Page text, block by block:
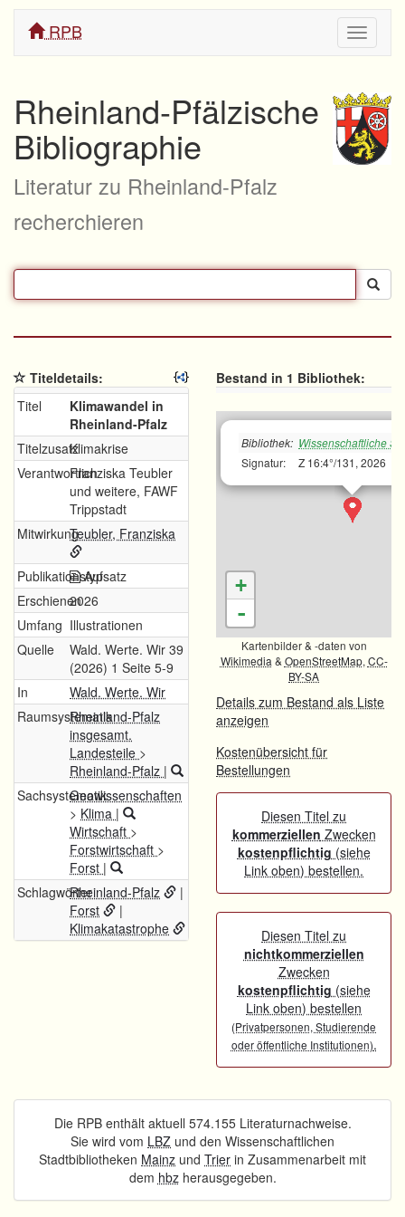
ein/
RPB
Rheinland-Pfälzische
Bibliographie
Literatur zu Rheinland-Pfalz
recherchieren
Titeldetails:
Titel
Klimawandel in
Rheinland-Pfalz
TitelzusatzKlimakrise
VerantwortlichFranziska Teubler
und weitere, FAWF
Trippstadt
MitwirkungTeubler, Franziska
PublikationstypAufsatz
Erschienen2026
Umfang Illustrationen
Quelle
Wald. Werte. Wir 39
(2026) 1 Seite 5-9
In
Wald. Werte. Wir
RaumsystematikRheinland-Pfalz
insgesamt.
Landesteile >
Rheinland-Pfalz |
SachsystematikGeowissenschaften
> Klima |
Wirtschaft >
Forstwirtschaft >
Forst |
SchlagwörterRheinland-Pfalz
|
Forst
|
Klimakatastrophe
Bestand in 1 Bibliothek:
Bibliothek: Wissenschaftliche
Signatur:
Z 16:4°/131, 2026
+
-
Kartenbilder & -daten von
Wikimedia & OpenStreetMap, CC-
BY-SA
Details zum Bestand als Liste
anzeigen
Kostenübersicht für
Bestellungen
Diesen Titel zu
kommerziellen Zwecken
kostenpflichtig (siehe
Link oben) bestellen.
Diesen Titel zu
nichtkommerziellen
Zwecken
kostenpflichtig (siehe
Link oben) bestellen
(Privatpersonen, Studierende
oder öffentliche Institutionen).
Die RPB enthält aktuell 574.155 Literaturnachweise.
Sie wird vom LBZ und den Wissenschaftlichen
Stadtbibliotheken Mainz und Trier in Zusammenarbeit mit
dem hbzherausgegeben.